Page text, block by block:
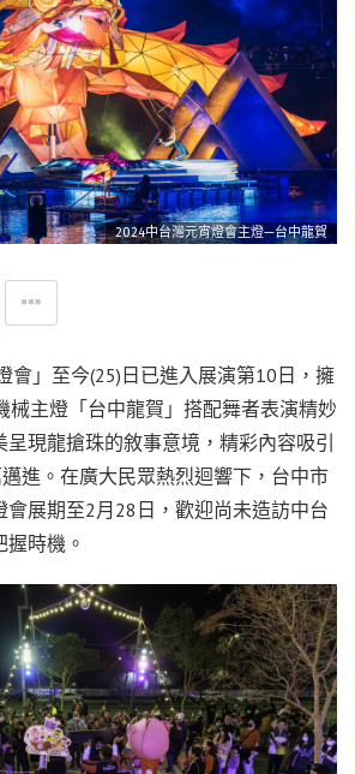
2024中台灣元宵燈會主燈—台中龍賀
會」至今(25)日已進入展演第10日，擁
械主燈「台中龍賀」搭配舞者表演精妙
現龍搶珠的敘事意境，精彩內容吸引
進。在廣大民眾熱烈迴響下，台中市
會展期至2月28日，歡迎尚未造訪中台
時機。